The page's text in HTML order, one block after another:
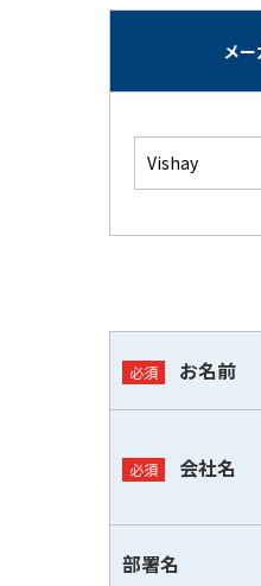
メ
お名前
会社名
部署名